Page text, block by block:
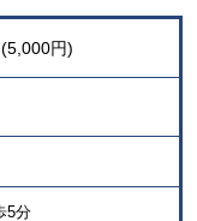
す。
(5,000円)
5分